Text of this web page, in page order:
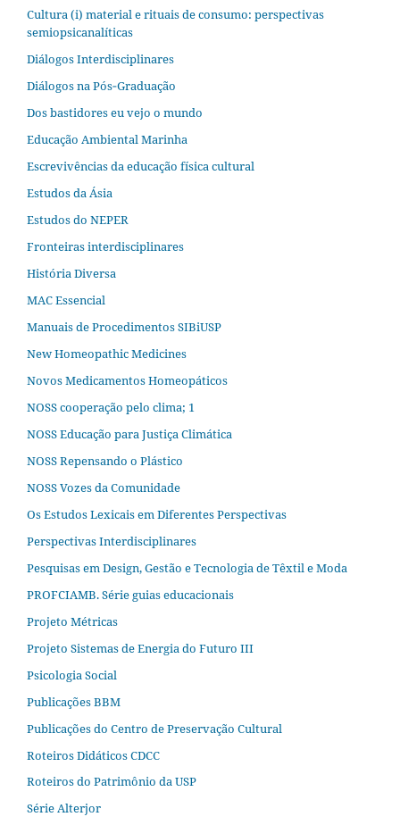
Cultura (i) material e rituais de consumo: perspectivas
semiopsicanalíticas
Diálogos Interdisciplinares
Diálogos na Pós‐Graduação
Dos bastidores eu vejo o mundo
Educação Ambiental Marinha
Escrevivências da educação física cultural
Estudos da Ásia​
Estudos do NEPER
Fronteiras interdisciplinares
História Diversa
MAC Essencial
Manuais de Procedimentos SIBiUSP
New Homeopathic Medicines
Novos Medicamentos Homeopáticos
NOSS cooperação pelo clima; 1
NOSS Educação para Justiça Climática
NOSS Repensando o Plástico
NOSS Vozes da Comunidade
Os Estudos Lexicais em Diferentes Perspectivas
Perspectivas Interdisciplinares
Pesquisas em Design, Gestão e Tecnologia de Têxtil e Moda
PROFCIAMB. Série guias educacionais
Projeto Métricas
Projeto Sistemas de Energia do Futuro III
Psicologia Social
Publicações BBM
Publicações do Centro de Preservação Cultural
Roteiros Didáticos CDCC
Roteiros do Patrimônio da USP
Série Alterjor